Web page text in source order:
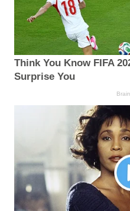
Think You Know FIFA
Surprise You